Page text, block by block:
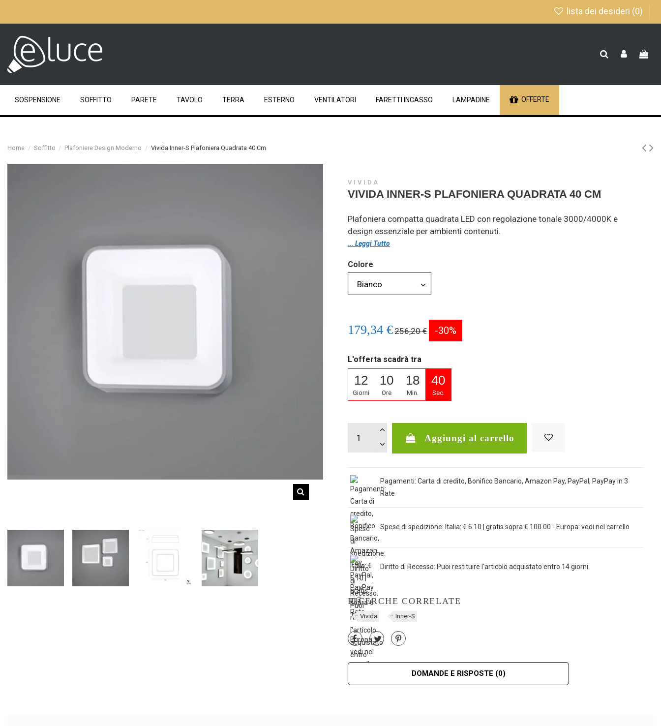
lista dei desideri (0)
SOSPENSIONE SOFFITTO PARETE TAVOLO TERRA ESTERNO VENTILATORI FARETTI INCASSO LAMPADINE OFFERTE
Home Soffitto Plafoniere Design Moderno Vivida Inner-S Plafoniera Quadrata 40 Cm
VIVIDA
VIVIDA INNER-S PLAFONIERA QUADRATA 40 CM
Plafoniera compatta quadrata LED con regolazione tonale 3000/4000K e
design essenziale per ambienti contenuti.
... Leggi Tutto
Colore
179,34 €256,20 € -30%
L'offerta scadrà tra
12
Giorni
10
Ore
18
Min.
40
Sec.
Aggiungi al carrello
Pagamenti: Carta di credito, Bonifico Bancario, Amazon Pay, PayPal, PayPay in 3
Rate
Spese di spedizione: Italia: € 6.10 | gratis sopra € 100.00 - Europa: vedi nel carrello
Diritto di Recesso: Puoi restituire l'articolo acquistato entro 14 giorni
RICERCHE CORRELATE
Vivida Inner-S
DOMANDE E RISPOSTE (0)